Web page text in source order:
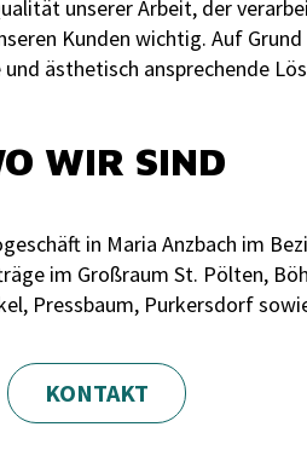
unserer Arbeit, der
Kunden wichtig. Auf
ästhetisch ansprechende
WIR SIND
in Maria Anzbach im
im Großraum St. Pölten,
Pressbaum, Purkersdorf
KONTAKT